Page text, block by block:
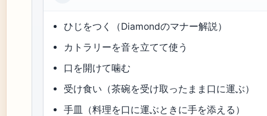
ひじをつく（Diamondのマナー解説）
カトラリーを音を立てて使う
口を開けて噛む
受け食い（茶碗を受け取ったまま口に運ぶ）
手皿（料理を口に運ぶときに手を添える）